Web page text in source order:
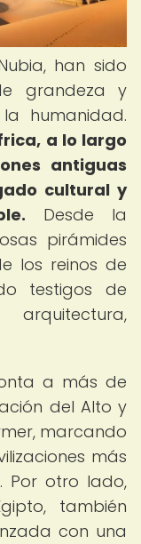
han sido
grandeza y
humanidad.
a lo largo
antiguas
cultural y
Desde la
pirámides
los reinos de
testigos de
a más de
del Alto y
marcando
más
Por otro lado,
también
con una